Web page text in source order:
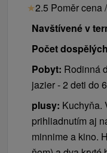
★2.5 Poměr cena
Navštívené v
Počet
Pobyt: Rodinná
jazier - 2 deti do
plusy: Kuchyňa.
prihliadnutím aj
minnime a kino.